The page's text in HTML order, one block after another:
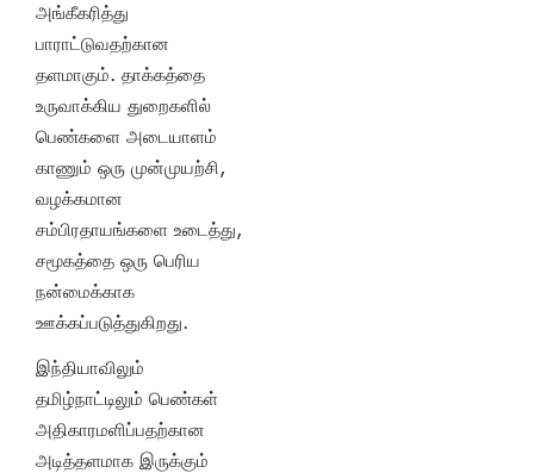
அங்கீகரித்து
பாராட்டுவதற்கான
தளமாகும். தாக்கத்தை
உருவாக்கிய துறைகளில்
பெண்களை அடையாளம்
காணும் ஒரு முன்முயற்சி,
வழக்கமான
சம்பிரதாயங்களை உடைத்து,
சமூகத்தை ஒரு பெரிய
நன்மைக்காக
ஊக்கப்படுத்துகிறது.
இந்தியாவிலும்
தமிழ்நாட்டிலும் பெண்கள்
அதிகாரமளிப்பதற்கான
அடித்தளமாக இருக்கும்